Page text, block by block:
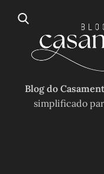
Blog do
simplificado